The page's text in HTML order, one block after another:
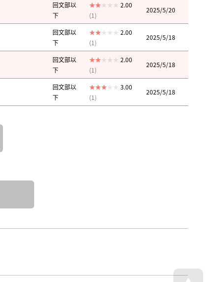
回文部以
下
2.00
(1)
2025/5/20
回文部以
下
2.00
(1)
2025/5/18
回文部以
下
2.00
(1)
2025/5/18
回文部以
下
3.00
(1)
2025/5/18